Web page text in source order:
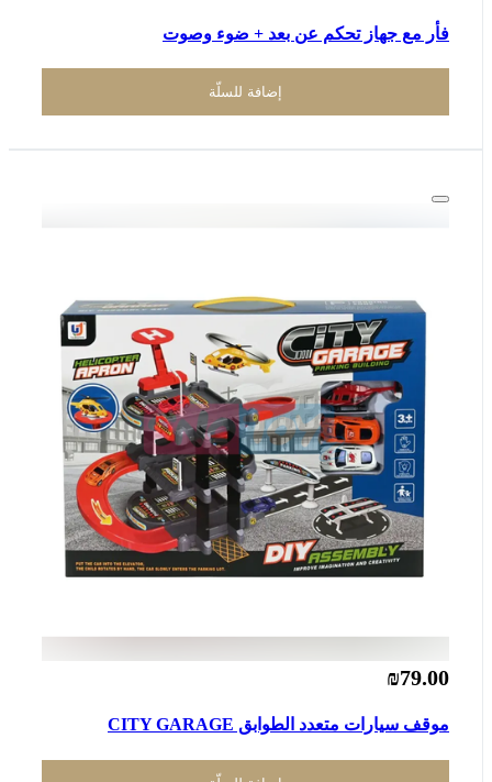
فأر مع جهاز تحكم عن بعد + ضوء وصوت
إضافة للسلّة
₪79.00
موقف سيارات متعدد الطوابق CITY GARAGE